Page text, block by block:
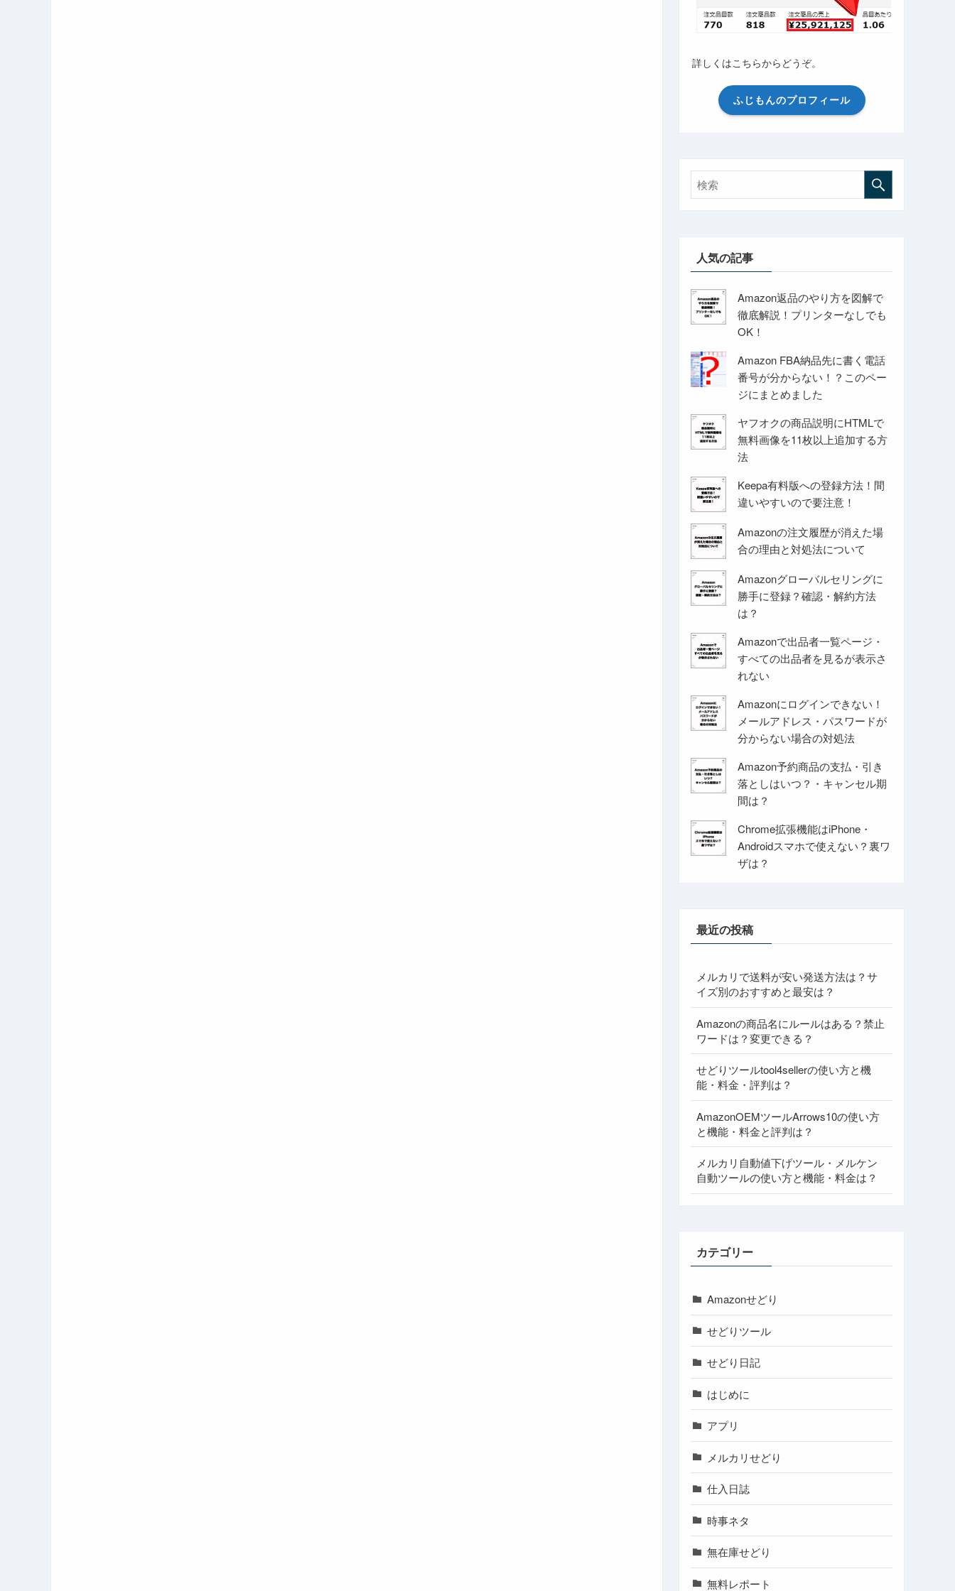
詳しくはこちらからどうぞ。
ふじもんのプロフィール
人気の記事
Amazon返品のやり方を図解で
徹底解説！プリンターなしでも
OK！
Amazon FBA納品先に書く電話
番号が分からない！？このペー
ジにまとめました
ヤフオクの商品説明にHTMLで
無料画像を11枚以上追加する方
法
Keepa有料版への登録方法！間
違いやすいので要注意！
Amazonの注文履歴が消えた場
合の理由と対処法について
Amazonグローバルセリングに
勝手に登録？確認・解約方法
は？
Amazonで出品者一覧ページ・
すべての出品者を見るが表示さ
れない
Amazonにログインできない！
メールアドレス・パスワードが
分からない場合の対処法
Amazon予約商品の支払・引き
落としはいつ？・キャンセル期
間は？
Chrome拡張機能はiPhone・
Androidスマホで使えない？裏ワ
ザは？
最近の投稿
メルカリで送料が安い発送方法は？サ
イズ別のおすすめと最安は？
Amazonの商品名にルールはある？禁止
ワードは？変更できる？
せどりツールtool4sellerの使い方と機
能・料金・評判は？
AmazonOEMツールArrows10の使い方
と機能・料金と評判は？
メルカリ自動値下げツール・メルケン
自動ツールの使い方と機能・料金は？
カテゴリー
Amazonせどり
せどりツール
せどり日記
はじめに
アプリ
メルカリせどり
仕入日誌
時事ネタ
無在庫せどり
無料レポート